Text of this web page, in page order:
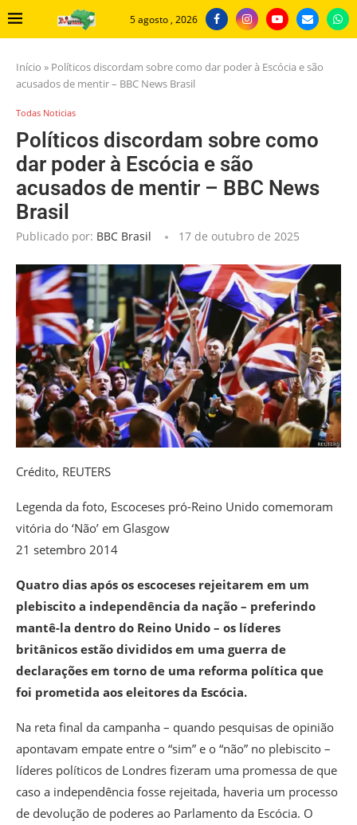
5 agosto , 2026
Início » Políticos discordam sobre como dar poder à Escócia e são
acusados de mentir – BBC News Brasil
Todas Noticias
Políticos discordam sobre como
dar poder à Escócia e são
acusados de mentir – BBC News
Brasil
Publicado por: BBC Brasil 17 de outubro de 2025
Crédito, REUTERS
Legenda da foto, Escoceses pró-Reino Unido comemoram
vitória do ‘Não’ em Glasgow
21 setembro 2014
Quatro dias após os escoceses rejeitarem em um
plebiscito a independência da nação – preferindo
mantê-la dentro do Reino Unido – os líderes
britânicos estão divididos em uma guerra de
declarações em torno de uma reforma política que
foi prometida aos eleitores da Escócia.
Na reta final da campanha – quando pesquisas de opinião
apontavam empate entre o “sim” e o “não” no plebiscito –
líderes políticos de Londres fizeram uma promessa de que
caso a independência fosse rejeitada, haveria um processo
de devolução de poderes ao Parlamento da Escócia. O